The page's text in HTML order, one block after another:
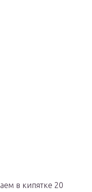
в кипятке 20